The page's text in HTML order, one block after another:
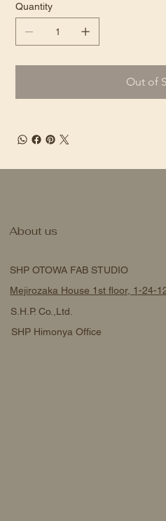
Quantity
Out of
SHP OTOWA FAB STUDIO
Mejirozaka House 1st floor, 1-24-
S.H.P. Co.,Ltd.
SHP Himonya Office
About us